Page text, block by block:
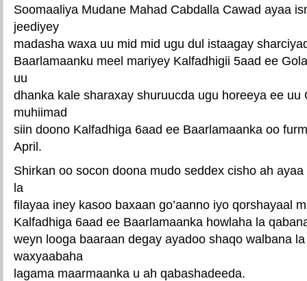
Soomaaliya Mudane Mahad Cabdalla Cawad ayaa
jeediyey
madasha waxa uu mid mid ugu dul istaagay
Baarlamaanku meel mariyey Kalfadhigii 5aad ee
uu
dhanka kale sharaxay shuruucda ugu horeeya ee uu
muhiimad
siin doono Kalfadhiga 6aad ee Baarlamaanka oo
April.
Shirkan oo socon doona mudo seddex cisho ah
la
filayaa iney kasoo baxaan go’aanno iyo qorshayaal
Kalfadhiga 6aad ee Baarlamaanka howlaha la
weyn looga baaraan degay ayadoo shaqo walbana
waxyaabaha
lagama maarmaanka u ah qabashadeeda.